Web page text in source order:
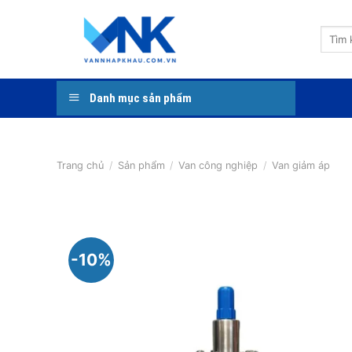
Tìm
Danh mục sản phẩm
Trang chủ / Sản phẩm / Van công nghiệp / Van giảm áp
-10%